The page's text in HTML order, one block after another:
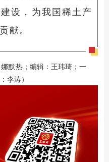
设，为我国稀土产
献。
默热 ；编辑：王玮琦；一
李涛）